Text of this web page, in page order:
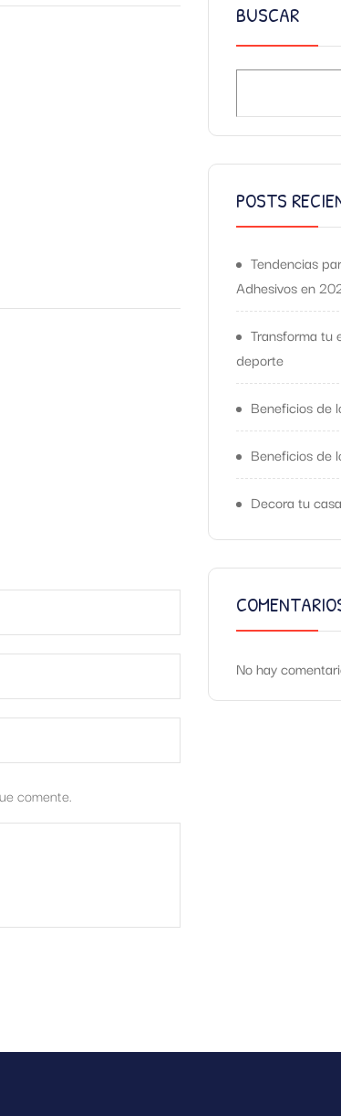
comente.
BUSCAR
POSTS
Tendencias
Adhesivos en
Transforma tu
deporte
Beneficios de
Beneficios de
Decora tu
No hay